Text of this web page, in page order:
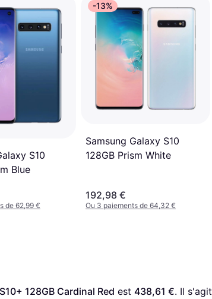
S10
Blue
de 62,99 €
-13%
Samsung Galaxy S10
128GB Prism White
192,98 €
Ou 3 paiements de 64,32 €
128GB Cardinal Red est 438,61 €. Il s'agit